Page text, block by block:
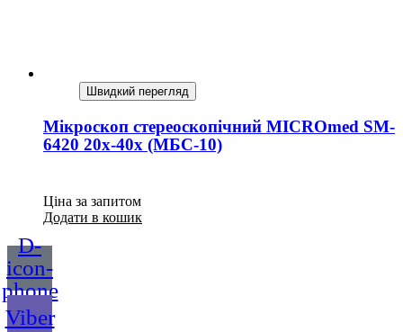
Швидкий перегляд
Мікроскоп стереоскопічний MICROmed SM-
6420 20x-40x (МБС-10)
Ціна за запитом
Додати в кошик
D-
icon-
phone
Viber